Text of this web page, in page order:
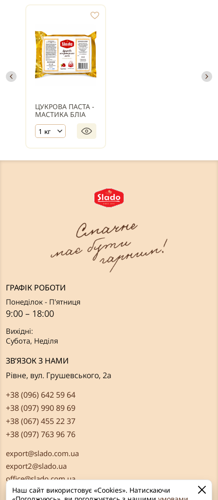
ЦУКРОВА ПАСТА -
МАСТИКА БЛІА
1 кг
ГРАФІК РОБОТИ
Понеділок - П'ятниця
9:00 – 18:00
Вихідні:
Субота, Неділя
ЗВ’ЯЗОК З НАМИ
Рівне, вул. Грушевського, 2а
+38 (096) 642 59 64
+38 (097) 990 89 69
+38 (067) 455 22 37
+38 (097) 763 96 76
export@slado.com.ua
export2@slado.ua
office@slado.com.ua
Наш сайт використовує «Cookies». Натискаючи